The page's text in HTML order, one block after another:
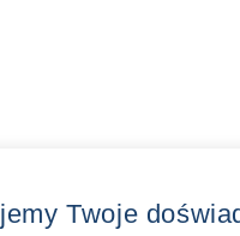
Twoje